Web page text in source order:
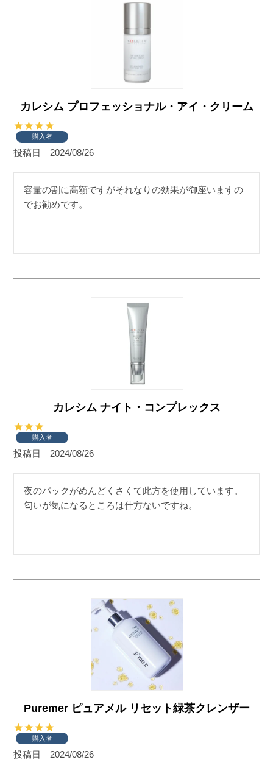
カレシム プロフェッショナル・アイ・クリーム
購入者
投稿日 2024/08/26
容量の割に高額ですがそれなりの効果が御座いますの
でお勧めです。
カレシム ナイト・コンプレックス
購入者
投稿日 2024/08/26
夜のパックがめんどくさくて此方を使用しています。
匂いが気になるところは仕方ないですね。
Puremer ピュアメル リセット緑茶クレンザー
購入者
投稿日 2024/08/26